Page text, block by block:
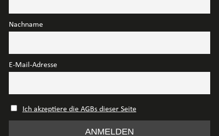
Nachname
E-Mail-Adresse
Ich akzeptiere die AGBs dieser Seite